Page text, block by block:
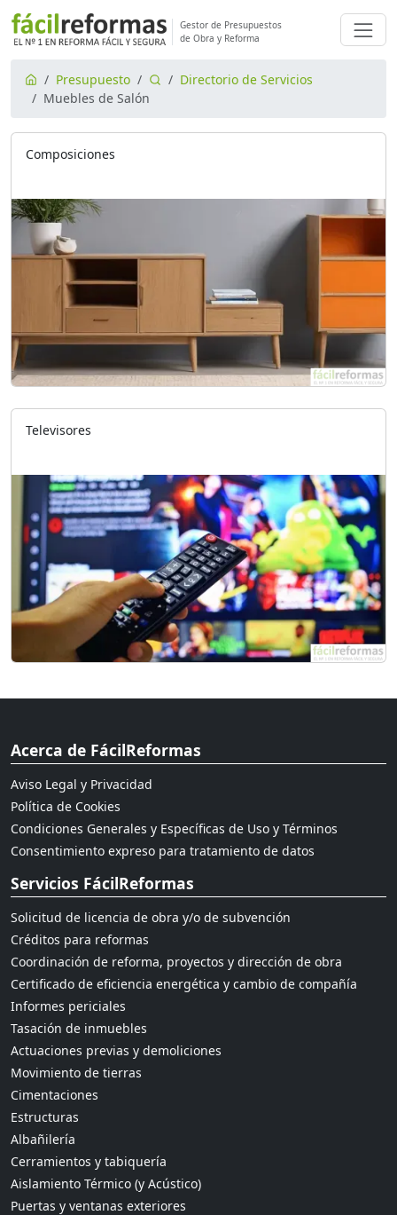
Gestor de Presupuestos
de Obra y Reforma
Presupuesto
Directorio de Servicios
Muebles de Salón
Composiciones
Televisores
Acerca de FácilReformas
Aviso Legal y Privacidad
Política de Cookies
Condiciones Generales y Específicas de Uso y Términos
Consentimiento expreso para tratamiento de datos
Servicios FácilReformas
Solicitud de licencia de obra y/o de subvención
Créditos para reformas
Coordinación de reforma, proyectos y dirección de obra
Certificado de eficiencia energética y cambio de compañía
Informes periciales
Tasación de inmuebles
Actuaciones previas y demoliciones
Movimiento de tierras
Cimentaciones
Estructuras
Albañilería
Cerramientos y tabiquería
Aislamiento Térmico (y Acústico)
Puertas y ventanas exteriores